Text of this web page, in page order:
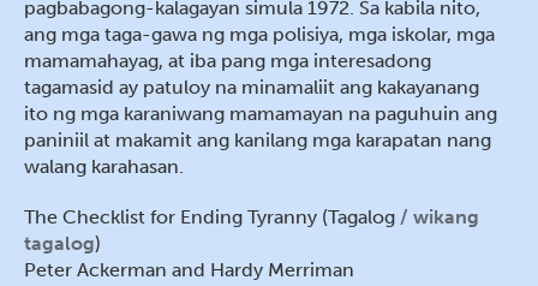
pagbabagong-kalagayan simula 1972. Sa kabila nito,
ang mga taga-gawa ng mga polisiya, mga iskolar, mga
mamamahayag, at iba pang mga interesadong
tagamasid ay patuloy na minamaliit ang kakayanang
ito ng mga karaniwang mamamayan na paguhuin ang
paniniil at makamit ang kanilang mga karapatan nang
walang karahasan.
The Checklist for Ending Tyranny (Tagalog
wikang
tagalog)
Peter Ackerman and Hardy Merriman